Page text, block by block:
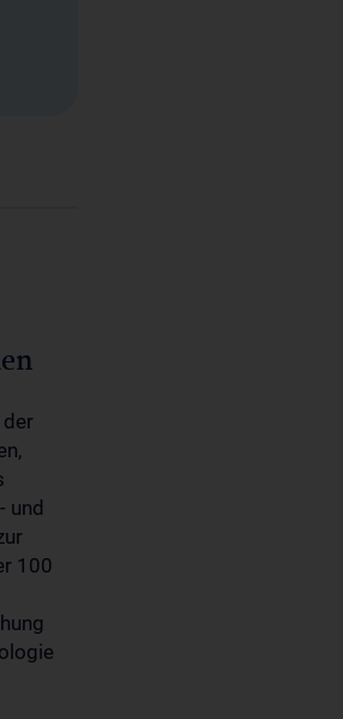
und
100